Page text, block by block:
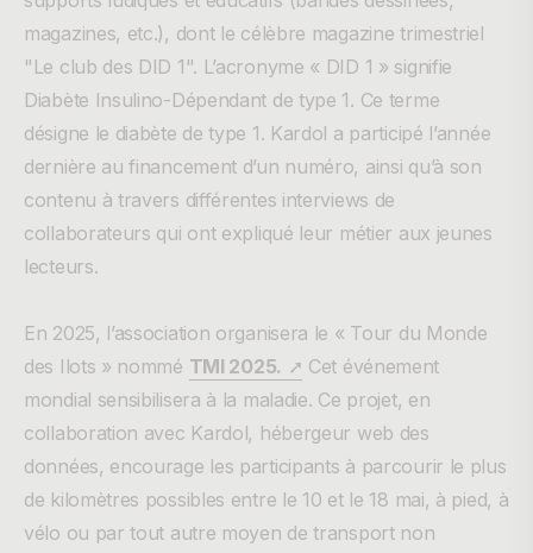
magazines, etc.), dont le célèbre magazine trimestriel
"Le club des DID 1". L’acronyme « DID 1 » signifie
Diabète Insulino-Dépendant de type 1. Ce terme
désigne le diabète de type 1. Kardol a participé l’année
dernière au financement d’un numéro, ainsi qu’à son
contenu à travers différentes interviews de
collaborateurs qui ont expliqué leur métier aux jeunes
lecteurs.
En 2025, l’association organisera le « Tour du Monde
des Ilots » nommé TMI 2025. ➚ Cet événement
mondial sensibilisera à la maladie. Ce projet, en
collaboration avec Kardol, hébergeur web des
données, encourage les participants à parcourir le plus
de kilomètres possibles entre le 10 et le 18 mai, à pied, à
vélo ou par tout autre moyen de transport non